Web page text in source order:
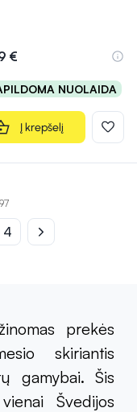
€
NUOLAIDA
Į krepšelį
4
prekės
skiriantis
gamybai. Šis
Švedijos